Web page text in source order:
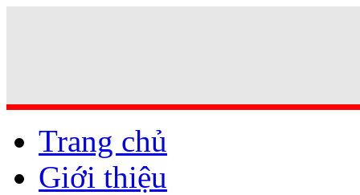
Trang chủ
Giới thiệu